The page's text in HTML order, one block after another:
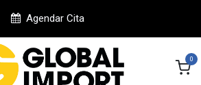
Agendar Cita
0